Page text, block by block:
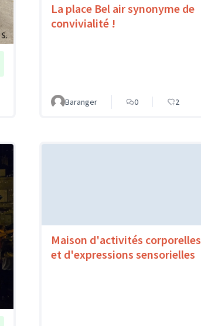
La place Bel air synonyme de
convivialité !
Baranger 0 2
Maison d'activités corporelles
et d'expressions sensorielles